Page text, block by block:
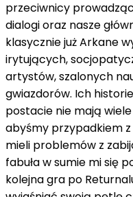
przeciwnicy
dialogi oraz nasze
klasycznie już Arkane
irytujących,
artystów, szalonych
gwiazdorów. Ich
postacie nie mają
abyśmy przypadkiem
mieli problemów z
fabuła w sumie mi się
kolejna gra po